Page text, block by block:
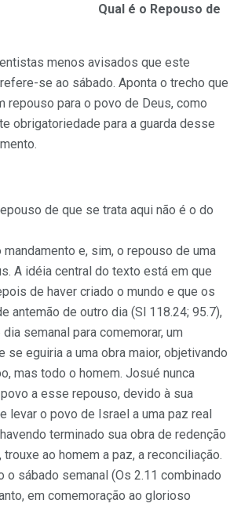
Qual é o Repouso de
menos avisados que este
se ao sábado. Aponta o trecho que
repouso para o povo de Deus, como
obrigatoriedade para a guarda desse
de que se trata aqui não é o do
mandamento e, sim, o repouso de uma
A idéia central do texto está em que
de haver criado o mundo e que os
antemão de outro dia (Sl 118.24; 95.7),
semanal para comemorar, um
se eguiria a uma obra maior, objetivando
mas todo o homem. Josué nunca
a esse repouso, devido à sua
levar o povo de Israel a uma paz real
terminado sua obra de redenção
ao homem a paz, a reconciliação.
o sábado semanal (Os 2.11 combinado
em comemoração ao glorioso